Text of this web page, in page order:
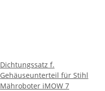
Dichtungssatz f.
Gehäuseunterteil für Stihl
Mähroboter iMOW 7